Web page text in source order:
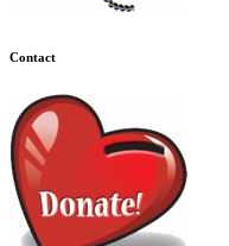
Contact